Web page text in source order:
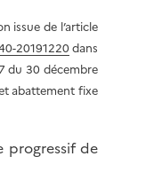
issue de l’article
20191220dans
du 30 décembre
abattement fixe
progressif de